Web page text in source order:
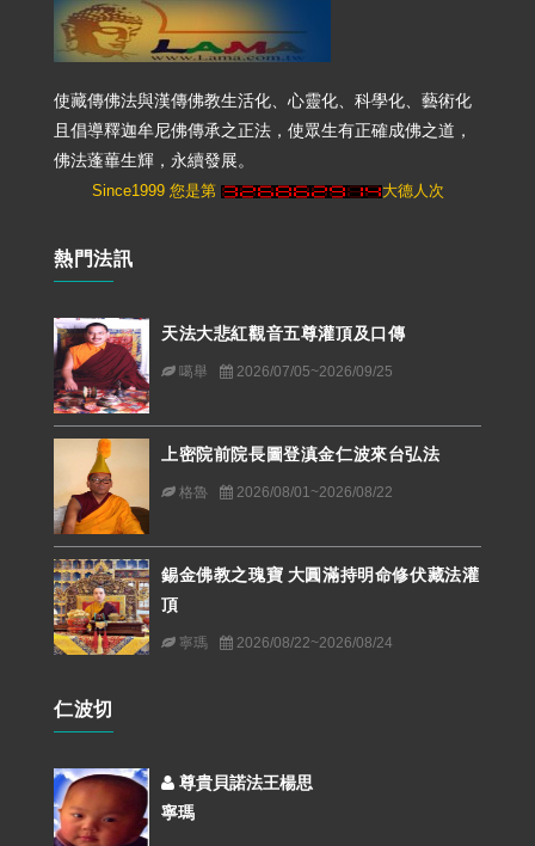
使藏傳佛法與漢傳佛教生活化、心靈化、科學化、藝術化
且倡導釋迦牟尼佛傳承之正法，使眾生有正確成佛之道，
佛法蓬蓽生輝，永續發展。
Since1999 您是第 大德人次
熱門法訊
天法大悲紅觀音五尊灌頂及口傳
噶舉 2026/07/05~2026/09/25
上密院前院長圖登滇金仁波來台弘法
格魯 2026/08/01~2026/08/22
錫金佛教之瑰寶 大圓滿持明命修伏藏法灌
頂
寧瑪 2026/08/22~2026/08/24
仁波切
尊貴貝諾法王楊思
寧瑪